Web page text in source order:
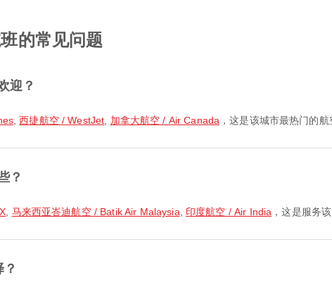
的常见问题
迎？
,西捷航空 / WestJet 加拿大航空 / Air Canada ，这是该城市最热门的航
？
马来西亚峇迪航空 / Batik Air Malaysia 印度航空 / Air India ，这是服务